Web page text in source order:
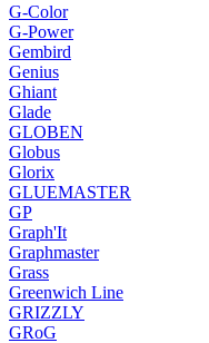
G-Color
G-Power
Gembird
Genius
Ghiant
Glade
GLOBEN
Globus
Glorix
GLUEMASTER
GP
Graph'It
Graphmaster
Grass
Greenwich Line
GRIZZLY
GRoG